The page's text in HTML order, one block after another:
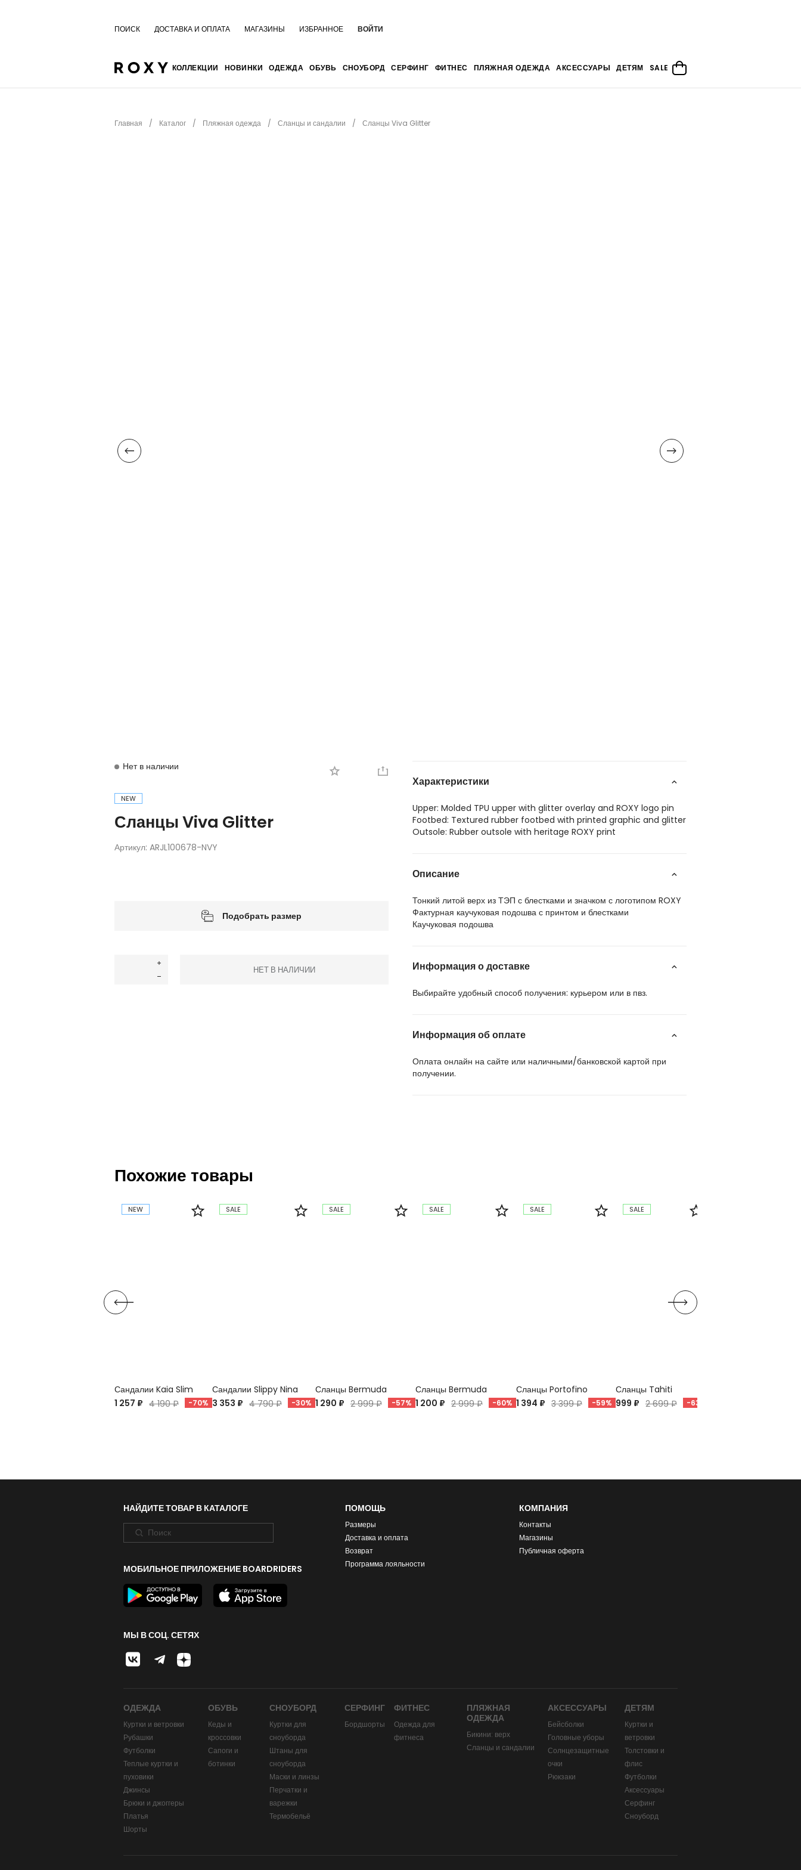
ПОИСК ДОСТАВКА И ОПЛАТА МАГАЗИНЫ ИЗБРАННОЕ ВОЙТИ
КОЛЛЕКЦИИ НОВИНКИ ОДЕЖДА ОБУВЬ СНОУБОРД СЕРФИНГ ФИТНЕС ПЛЯЖНАЯ ОДЕЖДА АКСЕССУАРЫ ДЕТЯМ SALE
Главная Каталог Пляжная одежда Сланцы и сандалии Сланцы Viva Glitter
Нет в наличии
NEW
Сланцы Viva Glitter
Артикул: ARJL100678-NVY
Подобрать размер
НЕТ В НАЛИЧИИ
Характеристики
Upper: Molded TPU upper with glitter overlay and ROXY logo pin
Footbed: Textured rubber footbed with printed graphic and glitter
Outsole: Rubber outsole with heritage ROXY print
Описание
Тонкий литой верх из ТЭП с блестками и значком с логотипом ROXY
Фактурная каучуковая подошва с принтом и блестками
Каучуковая подошва
Информация о доставке
Выбирайте удобный способ получения: курьером или в пвз.
Информация об оплате
Оплата онлайн на сайте или наличными/банковской картой при
получении.
Похожие товары
NEW
Сандалии Kaia Slim
1 257 ₽ 4 190 ₽ -70%
SALE
Сандалии Slippy Nina
3 353 ₽ 4 790 ₽ -30%
SALE
Сланцы Bermuda
1 290 ₽ 2 999 ₽ -57%
SALE
Сланцы Bermuda
1 200 ₽ 2 999 ₽ -60%
SALE
Сланцы Portofino
1 394 ₽ 3 399 ₽ -59%
SALE
Сланцы Tahiti
999 ₽ 2 699 ₽ -63%
НАЙДИТЕ ТОВАР В КАТАЛОГЕ
МОБИЛЬНОЕ ПРИЛОЖЕНИЕ BOARDRIDERS
МЫ В СОЦ. СЕТЯХ
ПОМОЩЬ
Размеры
Доставка и оплата
Возврат
Программа лояльности
КОМПАНИЯ
Контакты
Магазины
Публичная оферта
ОДЕЖДА
Куртки и ветровки
Рубашки
Футболки
Теплые куртки и
пуховики
Джинсы
Брюки и джоггеры
Платья
Шорты
ОБУВЬ
Кеды и
кроссовки
Сапоги и
ботинки
СНОУБОРД
Куртки для
сноуборда
Штаны для
сноуборда
Маски и линзы
Перчатки и
варежки
Термобельё
СЕРФИНГ
Бордшорты
ФИТНЕС
Одежда для
фитнеса
ПЛЯЖНАЯ
ОДЕЖДА
Бикини: верх
Сланцы и сандалии
АКСЕССУАРЫ
Бейсболки
Головные уборы
Солнцезащитные
очки
Рюкзаки
ДЕТЯМ
Куртки и
ветровки
Толстовки и
флис
Футболки
Аксессуары
Серфинг
Сноуборд